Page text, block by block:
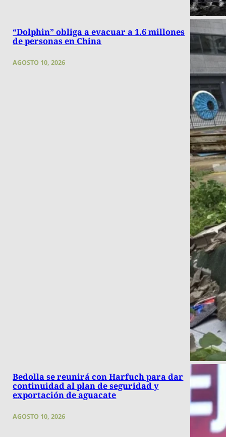
“Dolphin” obliga a evacuar a 1.6 millones
de personas en China
AGOSTO 10, 2026
Bedolla se reunirá con Harfuch para dar
continuidad al plan de seguridad y
exportación de aguacate
AGOSTO 10, 2026